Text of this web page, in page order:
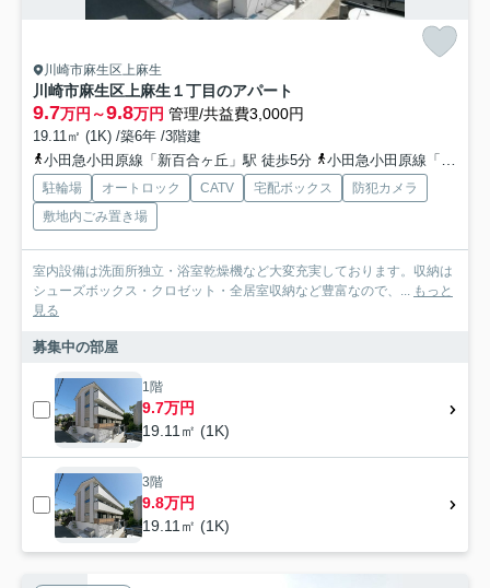
川崎市麻生区上麻生
川崎市麻生区上麻生１丁目のアパート
9.7万円～9.8万円 管理/共益費3,000円
19.11㎡ (1K) /築6年 /3階建
小田急小田原線「新百合ヶ丘」駅 徒歩5分
小田急小田原線「百合ヶ丘」駅 徒歩19分
駐輪場 オートロック CATV 宅配ボックス
防犯カメラ
敷地内ごみ置き場
室内設備は洗面所独立・浴室乾燥機など大変充実しております。収納は
シューズボックス・クロゼット・全居室収納など豊富なので、... もっと
見る
募集中の部屋
1階
9.7万円
19.11㎡ (1K)
3階
9.8万円
19.11㎡ (1K)